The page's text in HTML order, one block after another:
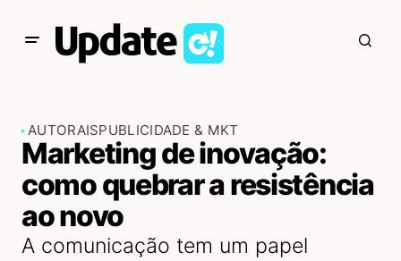
AUTORAISPUBLICIDADE & MKT
Marketing de inovação:
como quebrar a resistência
ao novo
A comunicação tem um papel